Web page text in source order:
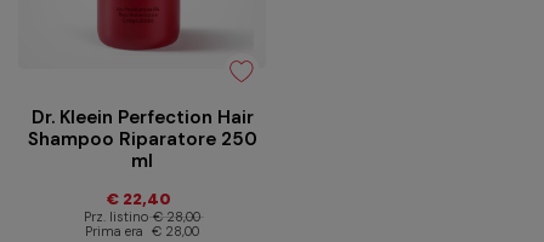
Dr. Kleein Perfection Hair
Shampoo Riparatore 250
ml
€ 22,40
Prz. listino € 28,00
Prima era € 28,00